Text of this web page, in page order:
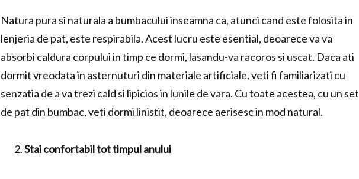
Natura pura si naturala a bumbacului inseamna ca, atunci cand este folosita in
lenjeria de pat, este respirabila. Acest lucru este esential, deoarece va va
absorbi caldura corpului in timp ce dormi, lasandu-va racoros si uscat. Daca ati
dormit vreodata in asternuturi din materiale artificiale, veti fi familiarizati cu
senzatia de a va trezi cald si lipicios in lunile de vara. Cu toate acestea, cu un set
de pat din bumbac, veti dormi linistit, deoarece aerisesc in mod natural.
Stai confortabil tot timpul anului